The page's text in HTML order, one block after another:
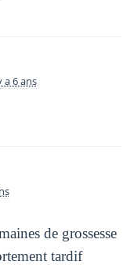
a 6 ans
de grossesse
tardif